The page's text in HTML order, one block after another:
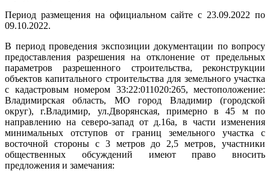
Период размещения на официальном сайте с 23.09.2022 по
09.10.2022.
В период проведения экспозиции документации по вопросу
предоставления разрешения на отклонение от предельных
параметров разрешенного строительства, реконструкции
объектов капитального строительства для земельного участка
с кадастровым номером 33:22:011020:265, местоположение:
Владимирская область, МО город Владимир (городской
округ), г.Владимир, ул.Дворянская, примерно в 45 м по
направлению на северо-запад от д.16а, в части изменения
минимальных отступов от границ земельного участка с
восточной стороны с 3 метров до 2,5 метров, участники
общественных обсуждений имеют право вносить
предложения и замечания: